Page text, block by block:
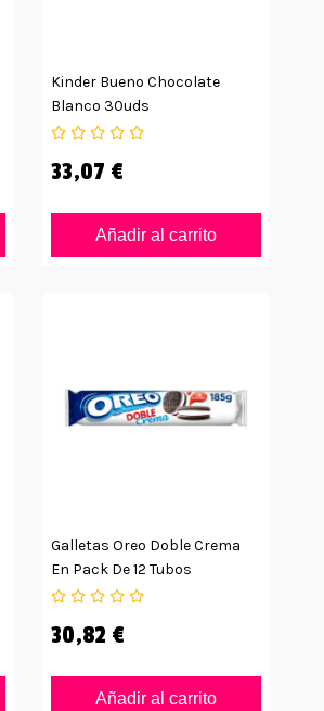
Kinder Bueno Chocolate
Blanco 30uds
33,07 €
Añadir al carrito
Galletas Oreo Doble Crema
En Pack De 12 Tubos
30,82 €
Añadir al carrito